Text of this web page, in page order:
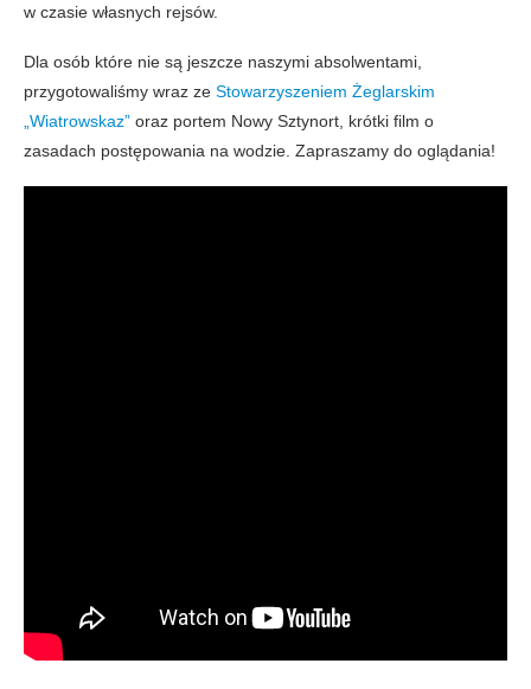
w czasie własnych rejsów.
Dla osób które nie są jeszcze naszymi absolwentami,
przygotowaliśmy wraz ze Stowarzyszeniem Żeglarskim
„Wiatrowskaz” oraz portem Nowy Sztynort, krótki film o
zasadach postępowania na wodzie. Zapraszamy do oglądania!